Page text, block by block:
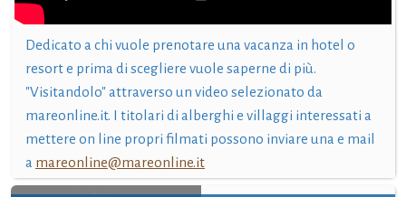
Dedicato a chi vuole prenotare una vacanza in hotel o
resort e prima di scegliere vuole saperne di più.
"Visitandolo" attraverso un video selezionato da
mareonline.it. I titolari di alberghi e villaggi interessati a
mettere on line propri filmati possono inviare una e mail
a mareonline@mareonline.it